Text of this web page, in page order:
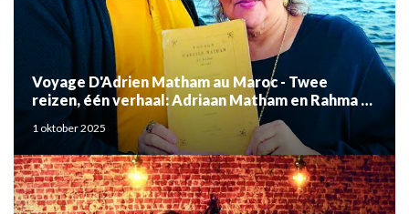
Voyage D'Adrien Matham au Maroc - Twee
reizen, één verhaal: Adriaan Matham en Rahma el
Mouden
1 oktober 2025